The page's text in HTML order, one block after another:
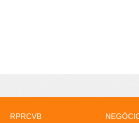
RPRCVB